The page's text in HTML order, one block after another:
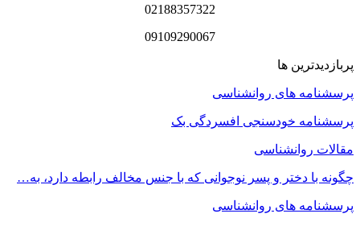
02188357322
09109290067
پربازدیدترین ها
پرسشنامه های روانشناسی
پرسشنامه خودسنجی افسردگی بک
مقالات روانشناسی
چگونه با دختر و پسر نوجوانی که با جنس مخالف رابطه دارد، به…
پرسشنامه های روانشناسی